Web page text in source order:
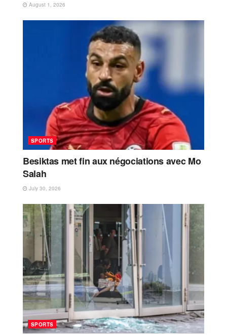
August 1, 2026
SPORTS
Besiktas met fin aux négociations avec Mo
Salah
July 30, 2026
SPORTS